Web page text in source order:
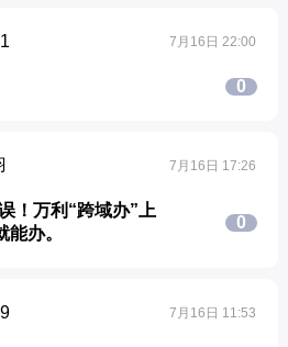
7月16日 22:00
0
7月16日 17:26
！万利“跨域办”上
办。
0
7月16日 11:53